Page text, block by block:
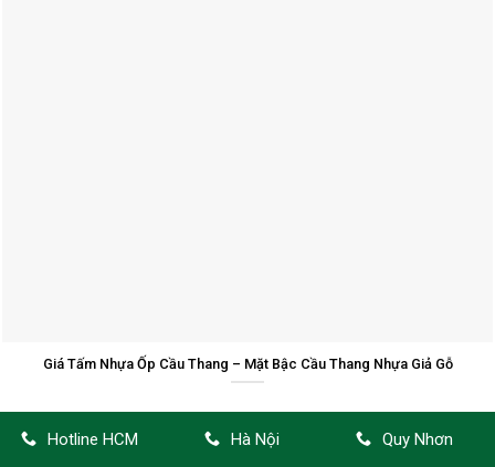
Giá Tấm Nhựa Ốp Cầu Thang – Mặt Bậc Cầu Thang Nhựa Giả Gỗ
Hotline HCM Hà Nội Quy Nhơn